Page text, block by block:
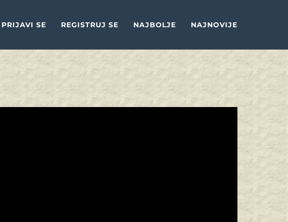
PRIJAVI SE REGISTRUJ SE NAJBOLJE NAJNOVIJE